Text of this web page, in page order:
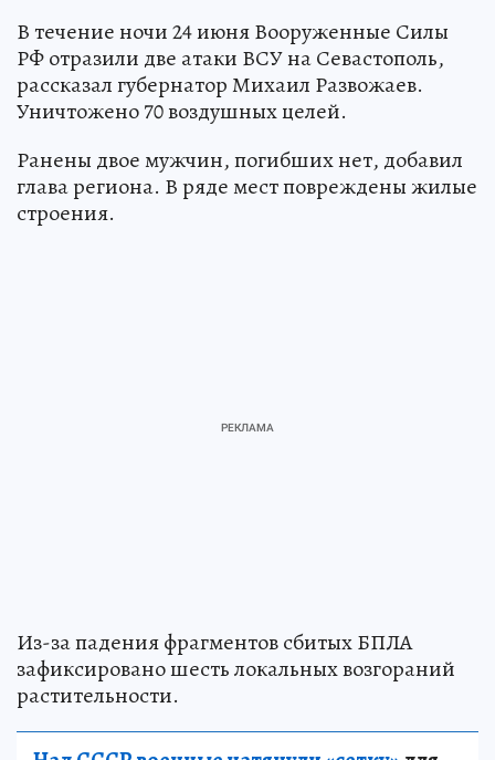
В течение ночи 24 июня Вооруженные Силы
РФ отразили две атаки ВСУ на Севастополь,
рассказал губернатор Михаил Развожаев.
Уничтожено 70 воздушных целей.
Ранены двое мужчин, погибших нет, добавил
глава региона. В ряде мест повреждены жилые
строения.
Из-за падения фрагментов сбитых БПЛА
зафиксировано шесть локальных возгораний
растительности.